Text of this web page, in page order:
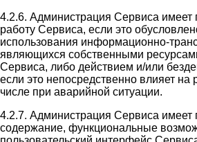
4.2.6. Администрация Сервиса имеет
работу Сервиса, если это
использования информационно-
являющихся собственными
Сервиса, либо действием и/или
если это непосредственно влияет на
числе при аварийной ситуации.
4.2.7. Администрация Сервиса имеет
содержание, функциональные